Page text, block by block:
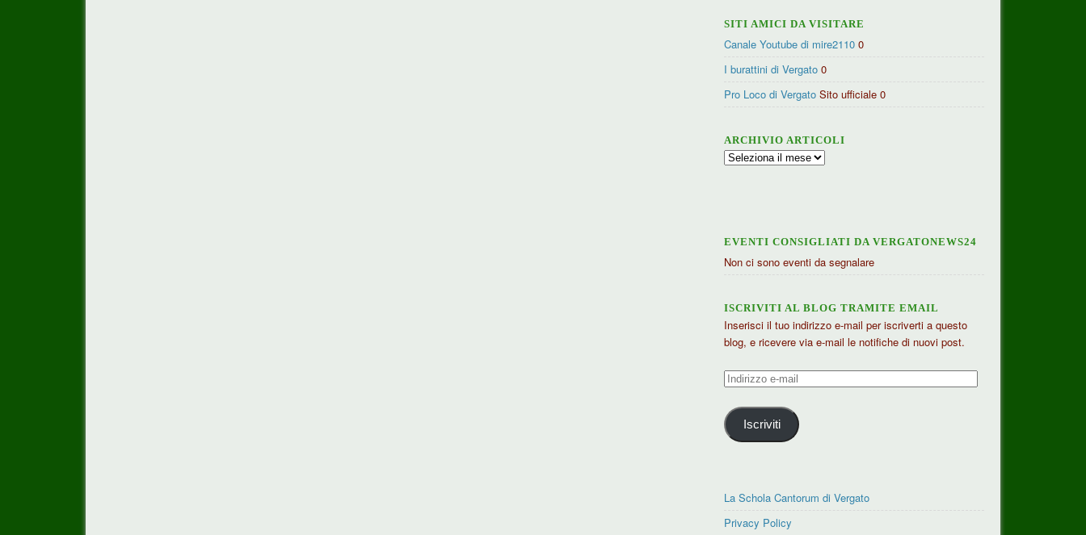
SITI AMICI DA VISITARE
Canale Youtube di mire2110 0
I burattini di Vergato 0
Pro Loco di Vergato Sito ufficiale 0
ARCHIVIO ARTICOLI
Archivio
EVENTI CONSIGLIATI DA VERGATONEWS24
Non ci sono eventi da segnalare
ISCRIVITI AL BLOG TRAMITE EMAIL
Inserisci il tuo indirizzo e-mail per iscriverti a questo
blog, e ricevere via e-mail le notifiche di nuovi post.
Indirizzo
mail
Iscriviti
La Schola Cantorum di Vergato
Privacy Policy